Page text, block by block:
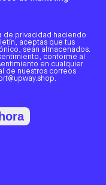
de privacidad haciendo
aceptas que tus
sean almacenados.
conforme al
en cualquier
de nuestros correos